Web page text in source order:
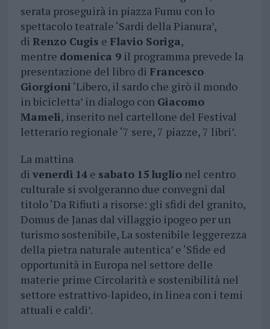
serata proseguirà in piazza Fumu con lo
spettacolo teatrale ‘Sardi della Pianura’,
di Renzo Cugis e Flavio Soriga,
mentre domenica 9il programma prevede la
presentazione del libro di Francesco
Giorgioni ‘Libero, il sardo che girò il mondo
in bicicletta’ in dialogo con Giacomo
Mameli, inserito nel cartellone del Festival
letterario regionale ‘7 sere, 7 piazze, 7 libri’.
La mattina
di venerdì 14e sabato 15 luglionel centro
culturale si svolgeranno due convegni dal
titolo ‘Da Rifiuti a risorse: gli sfidi del granito,
Domus de Janas dal villaggio ipogeo per un
turismo sostenibile, La sostenibile leggerezza
della pietra naturale autentica’ e ‘Sfide ed
opportunità in Europa nel settore delle
materie prime Circolarità e sostenibilità nel
settore estrattivo-lapideo, in linea con i temi
attuali e caldi’.